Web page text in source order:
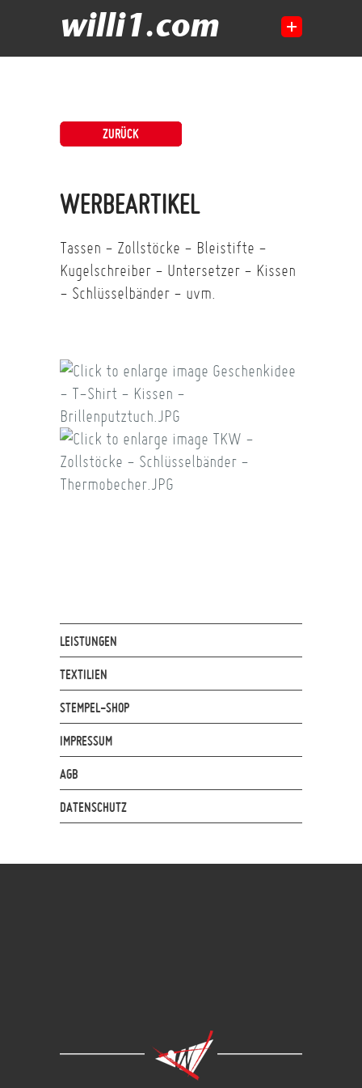
willi1.com
ZURÜCK
WERBEARTIKEL
Tassen - Zollstöcke - Bleistifte -
Kugelschreiber - Untersetzer - Kissen
- Schlüsselbänder - uvm.
LEISTUNGEN
TEXTILIEN
STEMPEL-SHOP
IMPRESSUM
AGB
DATENSCHUTZ